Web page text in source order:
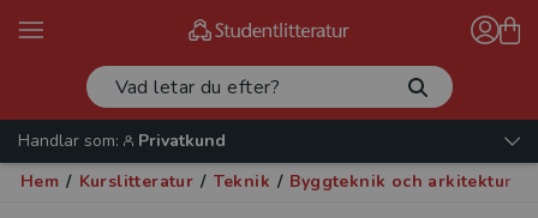
Handlar som:
Privatkund
Hem / Kurslitteratur / Teknik / Byggteknik och arkitektur